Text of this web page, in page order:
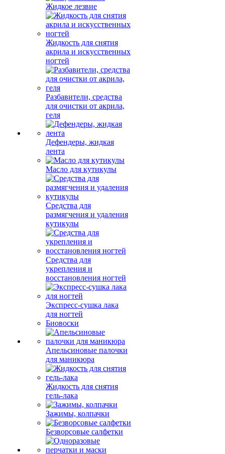
Жидкое лезвие
Жидкость для снятия
акрила и искусственных
ногтей
Разбавители, средства
для очистки от акрила,
геля
Дефендеры, жидкая
лента
Масло для кутикулы
Средства для
размягчения и удаления
кутикулы
Средства для
укрепления и
восстановления ногтей
Экспресс-сушка лака
для ногтей
Биовоски
Апельсиновые палочки
для маникюра
Жидкость для снятия
гель-лака
Зажимы, колпачки
Безворсовые салфетки